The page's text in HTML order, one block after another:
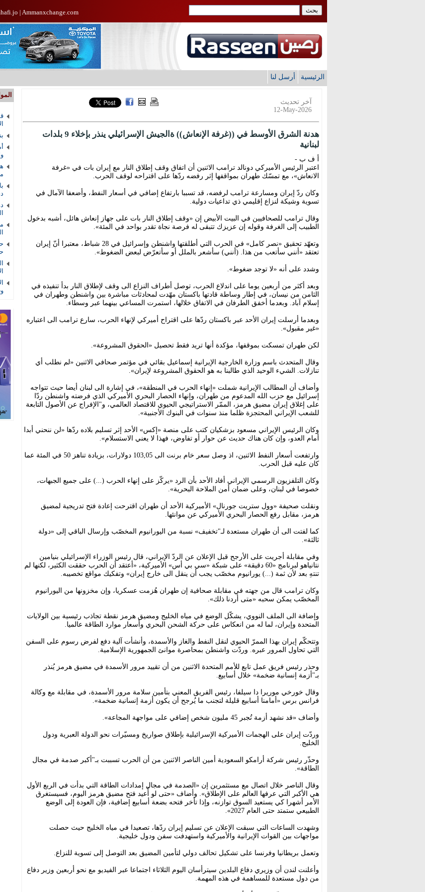
| Ammanxchange.com
الرئيسية أرسل لنا
آخر تحديث
12-May-2026
هدنة الشرق الأوسط في ((غرفة الإنعاش)) ةالجيش الإسرائيلي ينذر بإخلاء 9 بلدات
لبنانية
أ ف ب -
اعتبر الرئيس الأميركي دونالد ترامب الاثنين أن اتفاق وقف إطلاق النار مع إيران بات في «غرفة
الانعاش»، مع تمسّك طهران بمواقفها إثر رفضه ردّها على اقتراحه لوقف الحرب.
وكان ردّ إيران ومسارعة ترامب لرفضه، قد تسببا بارتفاع إضافي في أسعار النفط، وأضعفا الآمال في
تسوية وشيكة لنزاع إقليمي ذي تداعيات دولية.
وقال ترامب للصحافيين في البيت الأبيض إن «وقف إطلاق النار بات على جهاز إنعاش هائل، أشبه بدخول
الطبيب إلى الغرفة وقوله إن عزيزك تتبقى له فرصة نجاة تقدر بواحد في المئة».
وتعهّد تحقيق «نصر كامل» في الحرب التي أطلقتها واشنطن وإسرائيل في 28 شباط، معتبرا أنّ إيران
تعتقد «أنني سأتعب من هذا. (أنني) سأشعر بالملل أو سأتعرّض لبعض الضغوط».
وشدد على أنه «لا توجد ضغوط».
وبعد أكثر من أربعين يوما على اندلاع الحرب، توصل أطراف النزاع الى وقف لإطلاق النار بدأ تنفيذه في
الثامن من نيسان، في إطار وساطة قادتها باكستان مهّدت لمحادثات مباشرة بين واشنطن وطهران في
إسلام آباد. وبعدما أخفق الطرفان في الاتفاق خلالها، استمرت المساعي بينهما عبر وسطاء.
وبعدما أرسلت إيران الأحد عبر باكستان ردّها على اقتراح أميركي لإنهاء الحرب، سارع ترامب الى اعتباره
«غير مقبول».
لكن طهران تمسكت بموقفها، مؤكدة أنها تريد فقط تحصيل «الحقوق المشروعة».
وقال المتحدث باسم وزارة الخارجية الإيرانية إسماعيل بقائي في مؤتمر صحافي الاثنين «لم نطلب أي
تنازلات. الشيء الوحيد الذي طالبنا به هو الحقوق المشروعة لإيران».
وأضاف أن المطالب الإيرانية شملت «إنهاء الحرب في المنطقة»، في إشارة الى لبنان أيضا حيث تتواجه
إسرائيل مع حزب الله المدعوم من طهران، وإنهاء الحصار البحري الأميركي الذي فرضته واشنطن ردّا
على إغلاق إيران مضيق هرمز، الممّر الاستراتيجي الحيوي للاقتصاد العالمي، و"الإفراج عن الأصول التابعة
للشعب الإيراني المحتجزة ظلما منذ سنوات في البنوك الأجنبية».
وكان الرئيس الإيراني مسعود بزشكيان كتب على منصة «إكس» الأحد إثر تسليم بلاده ردّها «لن ننحني أبدا
أمام العدو، وإن كان هناك حديث عن حوار أو تفاوض، فهذا لا يعني الاستسلام».
وارتفعت أسعار النفط الاثنين، اذ وصل سعر خام برنت الى 103,05 دولارات، بزيادة تناهز 50 في المئة عما
كان عليه قبل الحرب.
وكان التلفزيون الرسمي الإيراني أفاد الأحد بأن الرد «يركّز على إنهاء الحرب (...) على جميع الجبهات،
خصوصا في لبنان، وعلى ضمان أمن الملاحة البحرية».
ونقلت صحيفة «وول ستريت جورنال» الأميركية الأحد أن طهران اقترحت إعادة فتح تدريجية لمضيق
هرمز، مقابل رفع الحصار البحري الأميركي عن موانئها.
كما لفتت الى أن طهران مستعدة لـ"تخفيف» نسبة من اليورانيوم المخصّب وإرسال الباقي إلى «دولة
ثالثة».
وفي مقابلة أجريت على الأرجح قبل الإعلان عن الردّ الإيراني، قال رئيس الوزراء الإسرائيلي بنيامين
نتانياهو لبرنامج «60 دقيقة» على شبكة «سي بي أس» الأميركية، «أعتقد أن الحرب حققت الكثير، لكنها لم
تنتهِ بعد لأن ثمة (...) يورانيوم مخصّب يجب أن ينقل الى خارج إيران» وتفكيك مواقع تخصيبه.
وكان ترامب قال من جهته في مقابلة صحافية إن طهران هُزمت عسكريا، وإن مخزونها من اليورانيوم
المخصّب يمكن سحبه «متى أردنا ذلك».
وإضافة الى الملف النووي، يشكّل الوضع في مياه الخليج ومضيق هرمز نقطة تجاذب رئيسية بين الولايات
المتحدة وإيران، لما له من انعكاس على حركة الشحن البحري وأسعار موارد الطاقة عالميا.
وتتحكّم إيران بهذا الممرّ الحيوي لنقل النفط والغاز والأسمدة، وأنشأت آلية دفع لفرض رسوم على السفن
التي تحاول المرور عبره. وردّت واشنطن بمحاصرة موانئ الجمهورية الإسلامية.
وحذر رئيس فريق عمل تابع للأمم المتحدة الاثنين من أن تقييد مرور الأسمدة في مضيق هرمز يُنذر
بـ"أزمة إنسانية ضخمة» خلال أسابيع.
وقال خورخي موريرا دا سيلفا، رئيس الفريق المعني بتأمين سلامة مرور الأسمدة، في مقابلة مع وكالة
فرانس برس «أمامنا أسابيع قليلة لتجنب ما يُرجح أن يكون أزمة إنسانية ضخمة».
وأضاف «قد نشهد أزمة تُجبر 45 مليون شخص إضافي على مواجهة المجاعة».
وردّت إيران على الهجمات الأميركية الإسرائيلية بإطلاق صواريخ ومسيّرات نحو الدولة العبرية ودول
الخليج.
وحذّر رئيس شركة أرامكو السعودية أمين الناصر الاثنين من أن الحرب تسببت بـ"أكبر صدمة في مجال
الطاقة».
وقال الناصر خلال اتصال مع مستثمرين إن «الصدمة في مجال إمدادات الطاقة التي بدأت في الربع الأول
هي الأكبر التي عرفها العالم على الإطلاق». وأضاف «حتى لو أُعيد فتح مضيق هرمز اليوم، فسيستغرق
الأمر أشهرا كي يستعيد السوق توازنه، وإذا تأخر فتحه بضعة أسابيع إضافية، فإن العودة إلى الوضع
الطبيعي ستمتد حتى العام 2027».
وشهدت الساعات التي سبقت الإعلان عن تسليم إيران ردّها، تصعيدا في مياه الخليج حيث حصلت
مواجهات بين القوات الإيرانية والأميركية واستهدفت سفن ودول خليجية.
وتعمل بريطانيا وفرنسا على تشكيل تحالف دولي لتأمين المضيق بعد التوصل إلى تسوية للنزاع.
وأعلنت لندن أن وزيري دفاع البلدين سيترأسان اليوم الثلاثاء اجتماعا عبر الفيديو مع نحو أربعين وزير دفاع
من دول مستعدة للمساهمة في هذه المهمة.